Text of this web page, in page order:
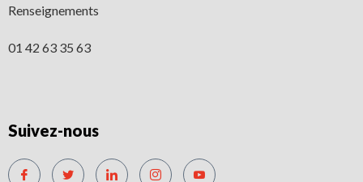
Renseignements
01 42 63 35 63
Suivez-nous